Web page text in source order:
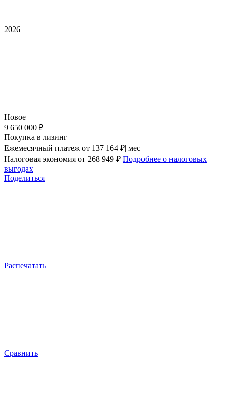
2026
Новое
9 650 000 ₽
Покупка в лизинг
Ежемесячный платеж от 137 164 ₽| мес
Налоговая экономия от 268 949 ₽ Подробнее о налоговых
выгодах
Поделиться
Распечатать
Сравнить